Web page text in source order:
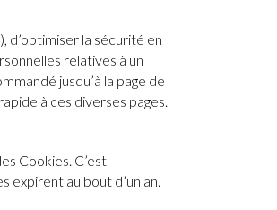
d’optimiser la sécurité en
relatives à un
jusqu’à la page de
à ces diverses pages.
Cookies. C’est
expirent au bout d’un an.